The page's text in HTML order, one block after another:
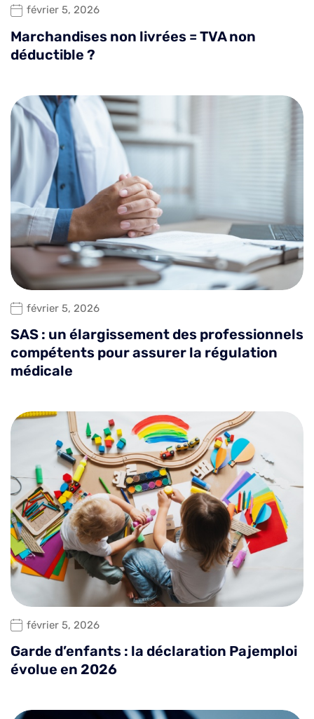
février 5, 2026
Marchandises non livrées = TVA non
déductible ?
février 5, 2026
SAS : un élargissement des professionnels
compétents pour assurer la régulation
médicale
février 5, 2026
Garde d’enfants : la déclaration Pajemploi
évolue en 2026